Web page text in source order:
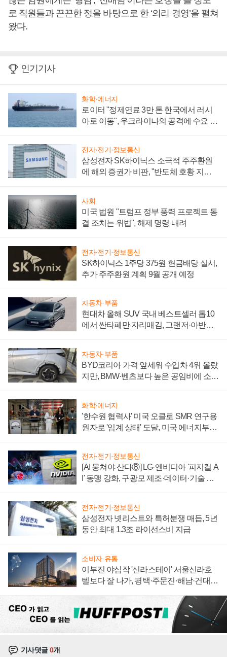
로 직원들과 끈끈한 정을 바탕으로 한 ‘의리 경영’을 펼쳐
왔다.
인기기사
화학·에너지
로이터 "정제연료 3만 톤 한국에서 러시
아로 이동", 우크라이나의 공격에 수요 늘
전자·전기·정보통신
삼성전자 SK하이닉스 소극적 주주환원
에 해외 증권가 비판, "반도체 호황 지속
사회
미국 법원 "트럼프 정부 풍력 프로젝트 동
결 조치는 위법", 해제 명령 내려
전자·전기·정보통신
SK하이닉스 1주당 375원 현금배당 실시,
추가 주주환원 계획 9월 공개 예정
자동차·부품
현대차 올해 SUV 국내 베스트셀러 톱10
에서 싼타페만 자리매김, 그랜저·아반떼
자동차·부품
BYD코리아 가격 앞세워 수입차 4위 올랐
지만, BMW·벤츠보다 높은 공임비에 소비
화학·에너지
'한수원 협력사' 미국 오클로 SMR 연구용
원자로 '임계 상태' 도달, 미국 에너지부
전자·전기·정보통신
[AI 뭉쳐야 산다⑧] LG·엔비디아 '피지컬 A
I' 동맹 강화, 구광모 제조·데이터·기술 결
전자·전기·정보통신
삼성전자 넷리스트와 특허분쟁 매듭, 5년
동안 최대 1.3조 라이선스비 지급
소비자·유통
이부진 야심작 '신라스테이' 서울신라호
텔보다 잘 나가, 평택·주문진·해남·건대로
기사댓글0개